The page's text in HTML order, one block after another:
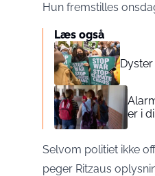
Hun fremstilles
Læs også
er i
Selvom politiet ikke
peger Ritzaus